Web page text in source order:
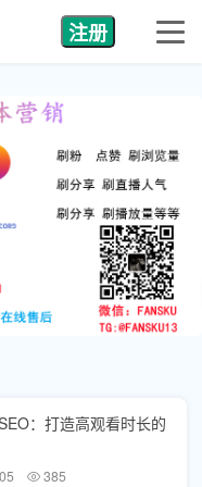
注册
：打造高观看时长的
385